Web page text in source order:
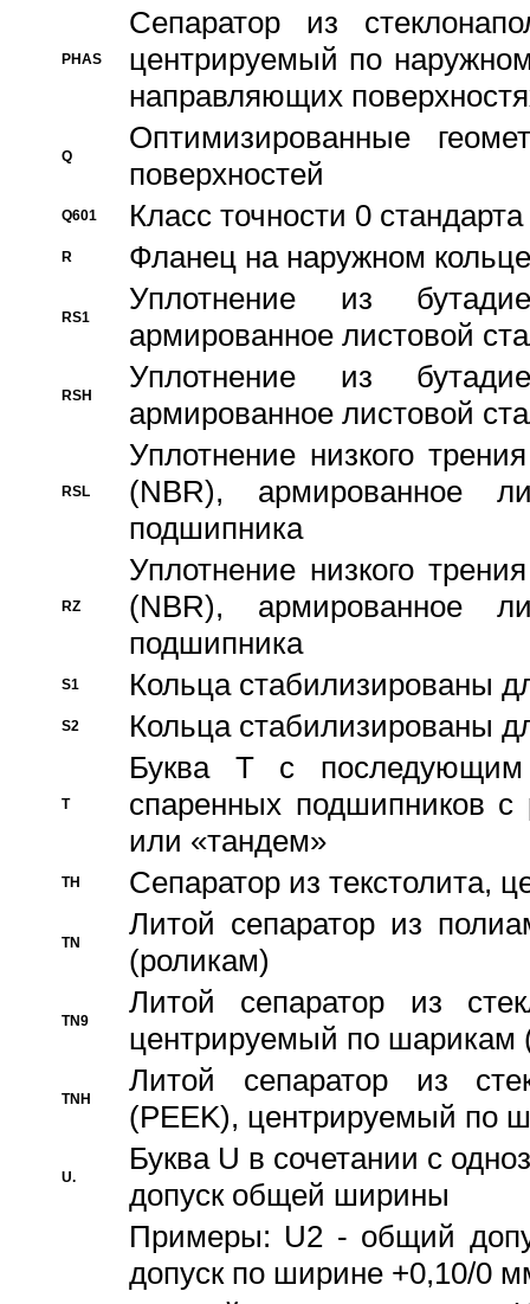
PHAS
Сепаратор из
центрируемый по
направляющих
Q
Оптимизированные
поверхностей
Q601 Класс точности 0
R Фланец на наружном кольце
RS1
Уплотнение из
армированное листовой
RSH
Уплотнение из
армированное листовой
RSL
Уплотнение низкого
(NBR), армированное
подшипника
RZ
Уплотнение низкого
(NBR), армированное
подшипника
S1 Кольца стабилизированы
S2 Кольца стабилизированы
T
Буква T с
спаренных подшипников
или «тандем»
TH Сепаратор из текстолита,
TN
Литой сепаратор из
(роликам)
TN9
Литой сепаратор из
центрируемый по шарикам
TNH
Литой сепаратор из
(PEEK), центрируемый по
U.
Буква U в сочетании с
допуск общей ширины
Примеры: U2 - общий
допуск по ширине +0,10/0